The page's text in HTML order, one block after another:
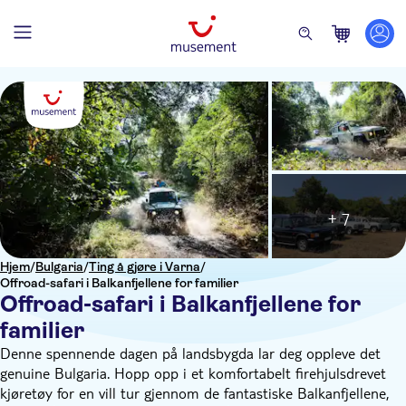
Hjem/Bulgaria/Ting å gjøre i Varna/
Offroad-safari i Balkanfjellene for familier
Offroad-safari i Balkanfjellene for
familier
+ 7
Denne spennende dagen på landsbygda lar deg oppleve det
genuine Bulgaria. Hopp opp i et komfortabelt firehjulsdrevet
kjøretøy for en vill tur gjennom de fantastiske Balkanfjellene,